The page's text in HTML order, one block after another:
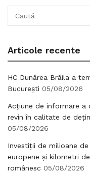
Articole recente
HC Dunărea Brăila a
București 05/08/2026
Acțiune de informare
revin în calitate de
05/08/2026
Investiții de milioane
europene și kilometri
românesc 05/08/2026